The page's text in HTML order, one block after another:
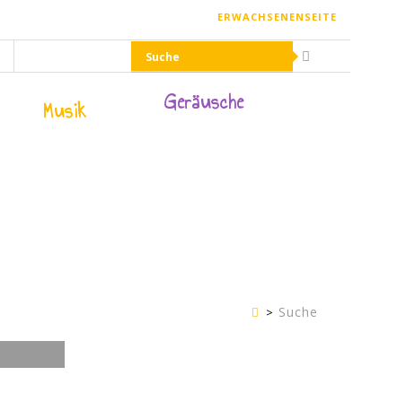
ERWACHSENENSEITE
Musik Geräusche
Kinderseite
Suche